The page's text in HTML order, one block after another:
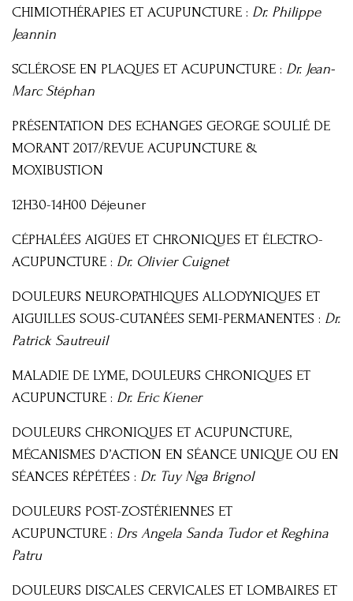
CHIMIOTHÉRAPIES ET ACUPUNCTURE : Dr. Philippe
Jeannin
SCLÉROSE EN PLAQUES ET ACUPUNCTURE : Dr. Jean-
Marc Stéphan
PRÉSENTATION DES ECHANGES GEORGE SOULIÉ DE
MORANT 2017/REVUE ACUPUNCTURE &
MOXIBUSTION
12H30-14H00 Déjeuner
CÉPHALÉES AIGÜES ET CHRONIQUES ET ÉLECTRO-
ACUPUNCTURE : Dr. Olivier Cuignet
DOULEURS NEUROPATHIQUES ALLODYNIQUES ET
AIGUILLES SOUS-CUTANÉES SEMI-PERMANENTES : Dr.
Patrick Sautreuil
MALADIE DE LYME, DOULEURS CHRONIQUES ET
ACUPUNCTURE : Dr. Eric Kiener
DOULEURS CHRONIQUES ET ACUPUNCTURE,
MÉCANISMES D’ACTION EN SÉANCE UNIQUE OU EN
SÉANCES RÉPÉTÉES : Dr. Tuy Nga Brignol
DOULEURS POST-ZOSTÉRIENNES ET
ACUPUNCTURE : Drs Angela Sanda Tudor et Reghina
Patru
DOULEURS DISCALES CERVICALES ET LOMBAIRES ET